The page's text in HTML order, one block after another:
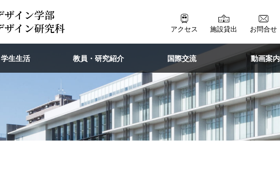
アクセス 施設貸出 お問合せ
学生生活 教員・研究紹介 国際交流 動画案内